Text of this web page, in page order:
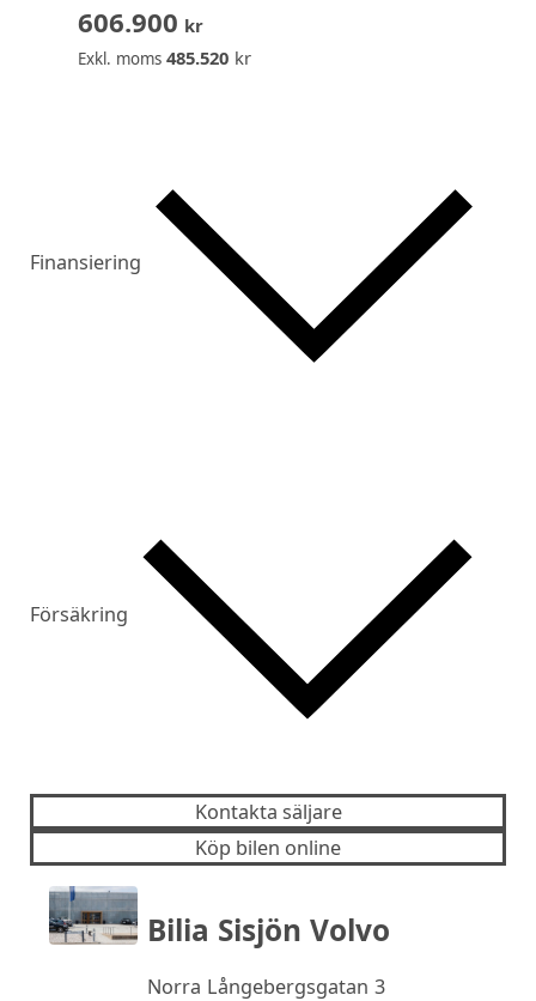
606.900 kr
Exkl. moms 485.520kr
Finansiering
Försäkring
Kontakta säljare
Köp bilen online
Bilia Sisjön Volvo
Norra Långebergsgatan 3